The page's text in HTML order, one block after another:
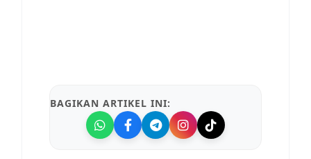
BAGIKAN ARTIKEL INI: